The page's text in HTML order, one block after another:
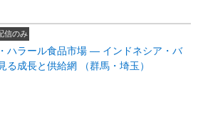
信のみ
ハラール食品市場 ― インドネシア・バ
る成長と供給網 （群馬・埼玉）